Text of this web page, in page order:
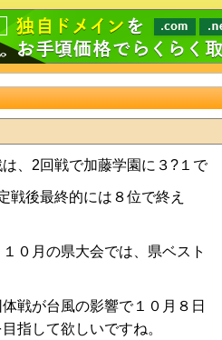
、2回戦で加藤学園に３?１で
戦後最終的には８位で終え
０月の県大会では、県ベスト
戦が台風の影響で１０月８日
指して欲しいですね。